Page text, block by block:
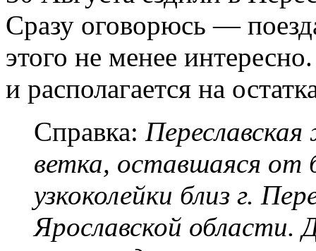
Сразу оговорюсь —
этого не менее
и располагается на
Справка: Переславская
ветка, оставшаяся
узкоколейки близ г.
Ярославской области.